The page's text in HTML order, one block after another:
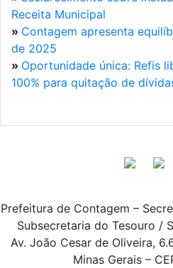
Receita Municipal
» Contagem apresenta
de 2025
» Oportunidade única: Refis
100% para quitação de
Prefeitura de Contagem –
Subsecretaria do Tesouro /
Av. João Cesar de Oliveira,
Minas Gerais –